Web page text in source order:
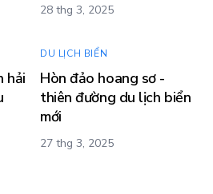
28 thg 3, 2025
hải
DU LỊCH BIỂN
Hòn đảo hoang sơ -
thiên đường du lịch biển
mới
27 thg 3, 2025